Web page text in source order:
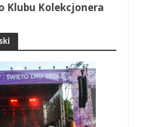
Klubu Kolekcjonera